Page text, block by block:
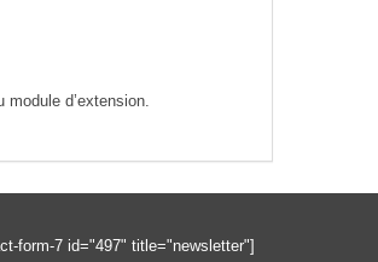
d’extension.
form-7 id="497" title="newsletter"]